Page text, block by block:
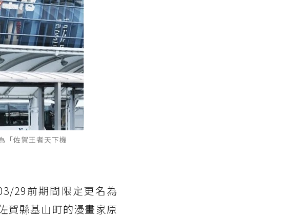
「佐賀王者天下機
29前期間限定更名為
賀縣基山町的漫畫家原